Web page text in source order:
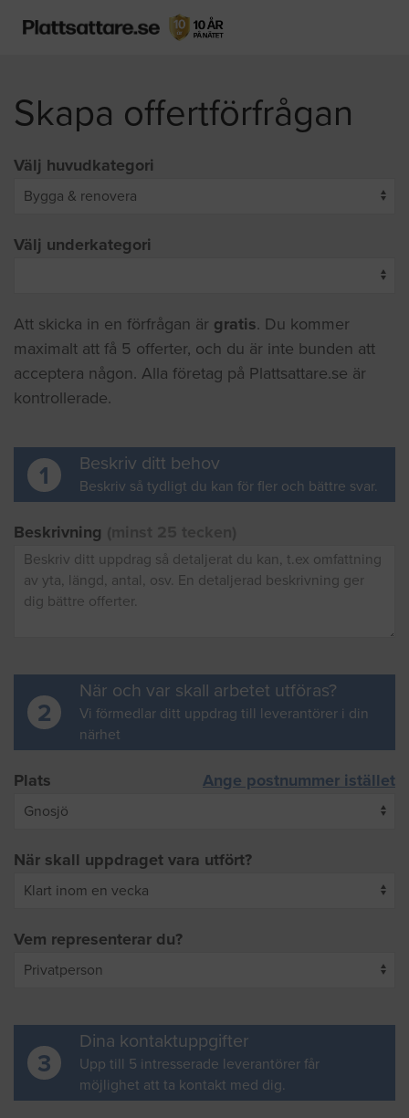
Skapa offertförfrågan
Välj huvudkategori
Välj underkategori
Att skicka in en förfrågan är gratis. Du kommer
maximalt att få 5 offerter, och du är inte bunden att
acceptera någon. Alla företag på Plattsattare.se är
kontrollerade.
1 Beskriv ditt behov
Beskriv så tydligt du kan för fler och bättre svar.
Beskrivning
2
När och var skall arbetet utföras?
Vi förmedlar ditt uppdrag till leverantörer i din
närhet
Plats Ange postnummer istället
När skall uppdraget vara utfört?
Vem representerar du?
3
Dina kontaktuppgifter
Upp till 5 intresserade leverantörer får
möjlighet att ta kontakt med dig.